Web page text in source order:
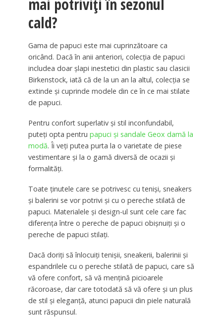
mai potriviți în sezonul
cald?
Gama de papuci este mai cuprinzătoare ca
oricând. Dacă în anii anteriori, colecția de papuci
includea doar șlapi inestetici din plastic sau clasicii
Birkenstock, iată că de la un an la altul, colecția se
extinde și cuprinde modele din ce în ce mai stilate
de papuci.
Pentru confort superlativ și stil inconfundabil,
puteți opta pentru papuci și sandale Geox damă la
modă. Îi veți putea purta la o varietate de piese
vestimentare și la o gamă diversă de ocazii și
formalități.
Toate ținutele care se potrivesc cu teniși, sneakers
și balerini se vor potrivi și cu o pereche stilată de
papuci. Materialele și design-ul sunt cele care fac
diferența între o pereche de papuci obișnuiți și o
pereche de papuci stilați.
Dacă doriți să înlocuiți tenișii, sneakerii, balerinii și
espandrilele cu o pereche stilată de papuci, care să
vă ofere confort, să vă mențină picioarele
răcoroase, dar care totodată să vă ofere și un plus
de stil și eleganță, atunci papucii din piele naturală
sunt răspunsul.